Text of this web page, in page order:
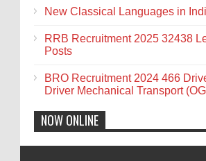
New Classical Languages in
RRB Recruitment 2025 32438
Posts
BRO Recruitment 2024 466
Driver Mechanical Transport
NOW ONLINE